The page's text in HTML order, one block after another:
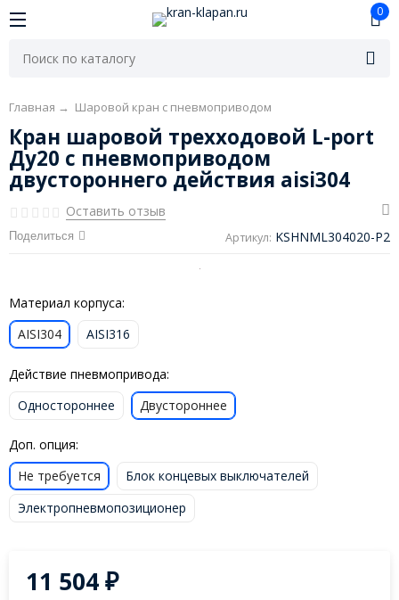
0
Главная → Шаровой кран с пневмоприводом
Кран шаровой трехходовой L-port
Ду20 с пневмоприводом
двустороннего действия aisi304
Оставить отзыв
Поделиться Артикул: KSHNML304020-P2
Материал корпуса:
AISI304
AISI316
Действие пневмопривода:
Одностороннее
Двустороннее
Доп. опция:
Не требуется
Блок концевых выключателей
Электропневмопозиционер
11 504₽